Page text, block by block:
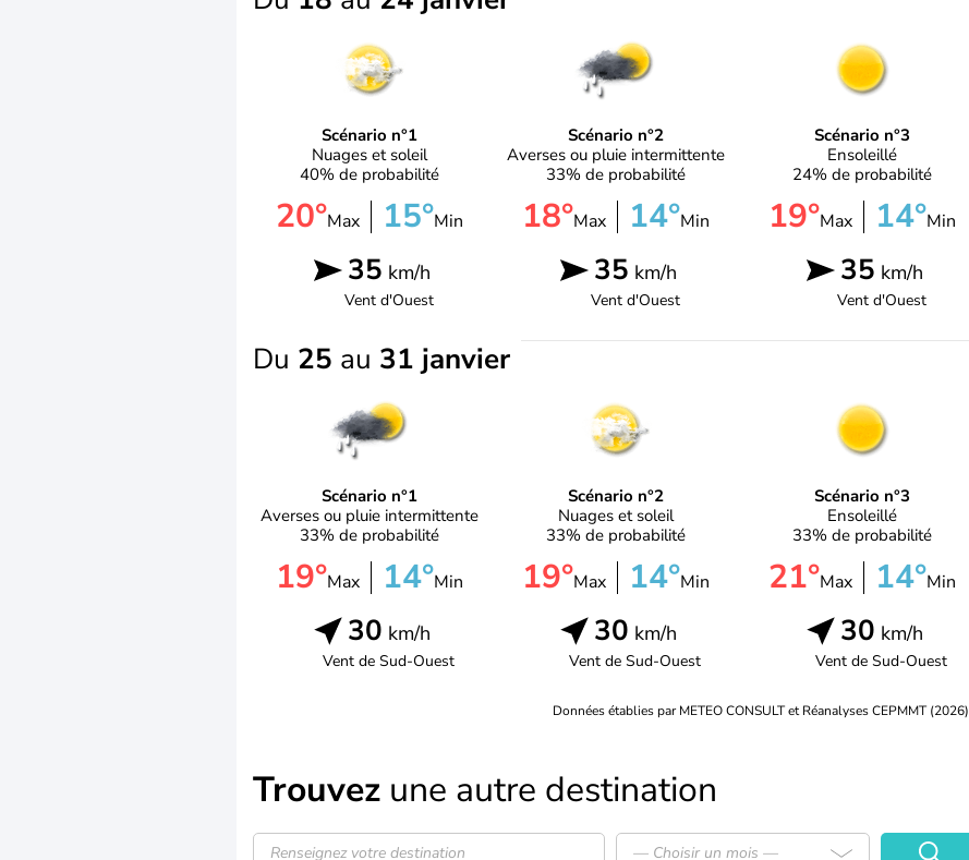
Scénario n°1
Nuages et soleil
40% de probabilité
20°Max 15°Min
35 km/h
Vent d'Ouest
Scénario n°2
Averses ou pluie intermittente
33% de probabilité
18°Max 14°Min
35 km/h
Vent d'Ouest
Scénario n°3
Ensoleillé
24% de probabilité
19°Max 14°Min
35 km/h
Vent d'Ouest
Du 25 au 31 janvier
Scénario n°1
Averses ou pluie intermittente
33% de probabilité
19°Max 14°Min
30 km/h
Vent deSud-Ouest
Scénario n°2
Nuages et soleil
33% de probabilité
19°Max 14°Min
30 km/h
Vent deSud-Ouest
Scénario n°3
Ensoleillé
33% de probabilité
21°Max 14°Min
30 km/h
Vent deSud-Ouest
Données établies par METEO CONSULT et Réanalyses CEPMMT (2026)
Trouvez une autre destination
— Choisir un mois —